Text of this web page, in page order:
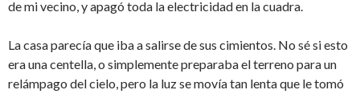
de mi vecino, y apagó toda la electricidad en la cuadra.
La casa parecía que iba a salirse de sus cimientos. No sé si esto
era una centella, o simplemente preparaba el terreno para un
relámpago del cielo, pero la luz se movía tan lenta que le tomó